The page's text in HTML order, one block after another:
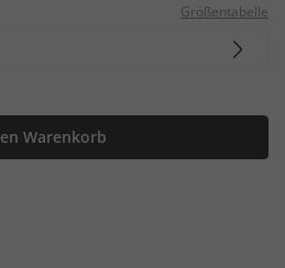
Größentabelle
Warenkorb